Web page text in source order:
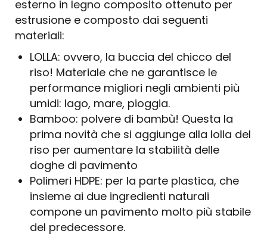
esterno in legno composito ottenuto per
estrusione e composto dai seguenti
materiali:
LOLLA: ovvero, la buccia del chicco del
riso! Materiale che ne garantisce le
performance migliori negli ambienti più
umidi: lago, mare, pioggia.
Bamboo: polvere di bambù! Questa la
prima novità che si aggiunge alla lolla del
riso per aumentare la stabilità delle
doghe di pavimento
Polimeri HDPE: per la parte plastica, che
insieme ai due ingredienti naturali
compone un pavimento molto più stabile
del predecessore.